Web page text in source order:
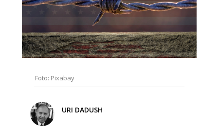
ABO/LOGIN
ECONOMISTS FOR FUTURE
Foto: Pixabay
URI DADUSH